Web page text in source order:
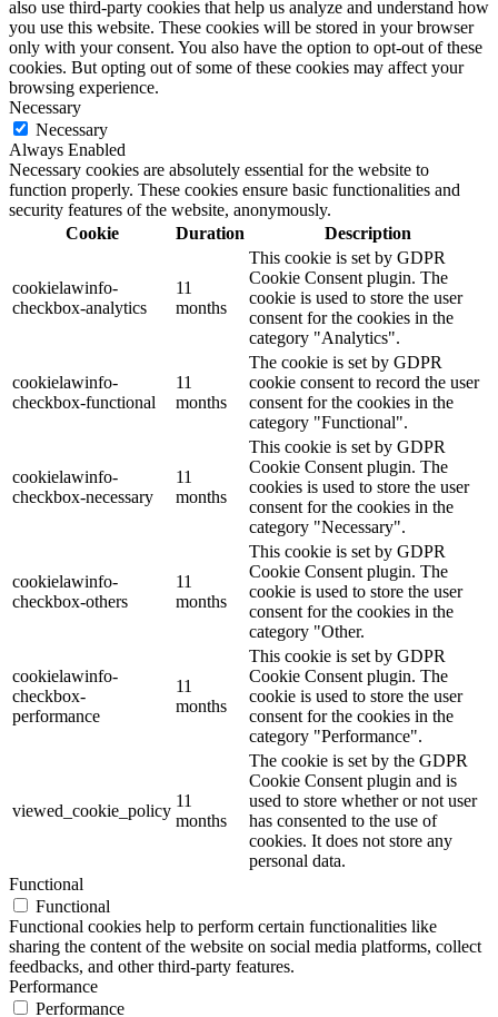
also use third-party cookies that help us analyze and understand how
you use this website. These cookies will be stored in your browser
only with your consent. You also have the option to opt-out of these
cookies. But opting out of some of these cookies may affect your
browsing experience.
Necessary
Necessary
Always Enabled
Necessary cookies are absolutely essential for the website to
function properly. These cookies ensure basic functionalities and
security features of the website, anonymously.
Cookie
Duration Description
cookielawinfo-
checkbox-analytics
11
months
This cookie is set by GDPR
Cookie Consent plugin. The
cookie is used to store the user
consent for the cookies in the
category "Analytics".
cookielawinfo-
checkbox-functional
11
months
The cookie is set by GDPR
cookie consent to record the user
consent for the cookies in the
category "Functional".
cookielawinfo-
checkbox-necessary
11
months
This cookie is set by GDPR
Cookie Consent plugin. The
cookies is used to store the user
consent for the cookies in the
category "Necessary".
cookielawinfo-
checkbox-others
11
months
This cookie is set by GDPR
Cookie Consent plugin. The
cookie is used to store the user
consent for the cookies in the
category "Other.
cookielawinfo-
checkbox-
performance
11
months
This cookie is set by GDPR
Cookie Consent plugin. The
cookie is used to store the user
consent for the cookies in the
category "Performance".
viewed_cookie_policy
11
months
The cookie is set by the GDPR
Cookie Consent plugin and is
used to store whether or not user
has consented to the use of
cookies. It does not store any
personal data.
Functional
Functional
Functional cookies help to perform certain functionalities like
sharing the content of the website on social media platforms, collect
feedbacks, and other third-party features.
Performance
Performance